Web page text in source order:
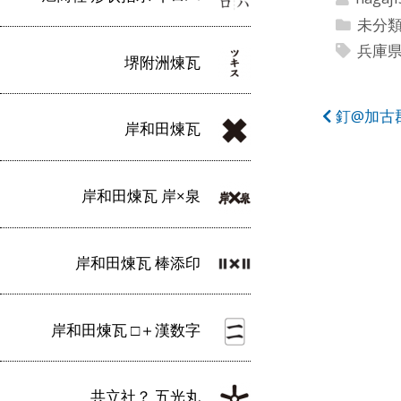
堺附洲煉瓦
岸和田煉瓦
岸和田煉瓦 岸×泉
岸和田煉瓦 棒添印
岸和田煉瓦 □＋漢数字
共立社？ 五光丸
未分
兵庫
投釘@加古